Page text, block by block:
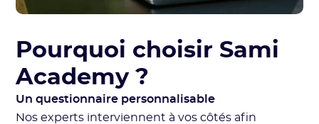
Pourquoi choisir Sami
Academy ?
Un questionnaire personnalisable
Nos experts interviennent à vos côtés afin